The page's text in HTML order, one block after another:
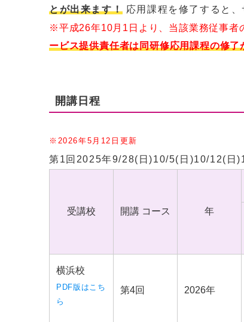
とが出来ます！ 応用課程を修了すると
※平成26年10月1日より、当該業務従事者
ービス提供責任者は同研修応用課程の修了
開講日程
※2026年5月12日更新
第1回2025年9/28(日)10/5(日)10/12(日
受講校 開講 コース 年
横浜校
PDF版はこち
ら
第4回 2026年